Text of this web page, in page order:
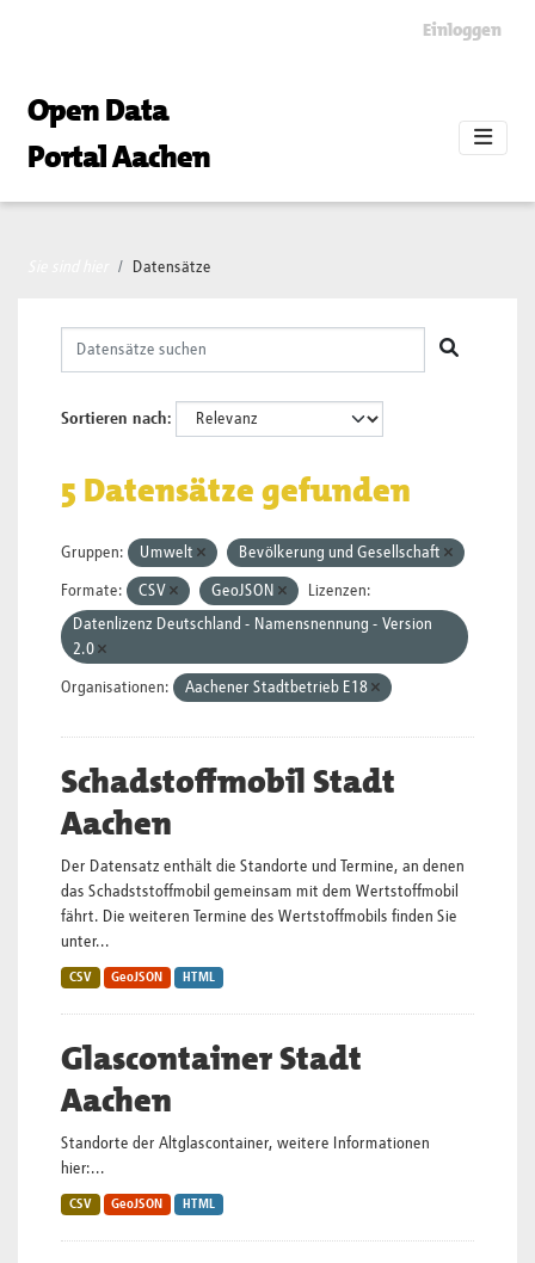
Einloggen
Open Data
Portal Aachen
Datensätze
Sortieren nach
5 Datensätze gefunden
Gruppen: Umwelt Bevölkerung und Gesellschaft
Formate: CSV GeoJSON
Lizenzen:
Datenlizenz Deutschland - Namensnennung - Version
2.0
Organisationen: Aachener Stadtbetrieb E18
Schadstoffmobil Stadt
Aachen
Der Datensatz enthält die Standorte und Termine, an denen
das Schadststoffmobil gemeinsam mit dem Wertstoffmobil
fährt. Die weiteren Termine des Wertstoffmobils finden Sie
unter...
CSV GeoJSON HTML
Glascontainer Stadt
Aachen
Standorte der Altglascontainer, weitere Informationen
hier:...
CSV GeoJSON HTML